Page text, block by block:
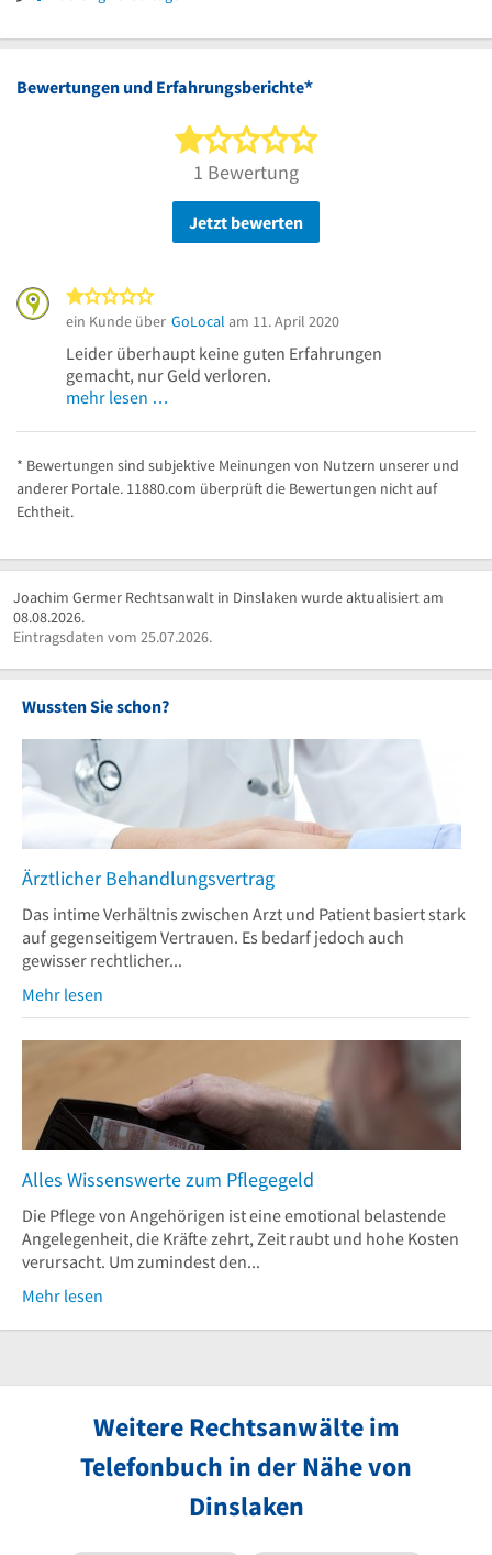
Uhr
Bewertungen und Erfahrungsberichte*
1 von 5 Sternen
1 Bewertung
Jetzt bewerten
ein Kunde über GoLocal am 11. April 2020
Leider überhaupt keine guten Erfahrungen
gemacht, nur Geld verloren.
mehr lesen …
* Bewertungen sind subjektive Meinungen von Nutzern unserer und
anderer Portale. 11880.com überprüft die Bewertungen nicht auf
Echtheit.
Joachim Germer Rechtsanwalt in Dinslaken wurde aktualisiert am
08.08.2026.
Eintragsdaten vom 25.07.2026.
Wussten Sie schon?
Ärztlicher Behandlungsvertrag
Das intime Verhältnis zwischen Arzt und Patient basiert stark
auf gegenseitigem Vertrauen. Es bedarf jedoch auch
gewisser rechtlicher...
Mehr lesen
Alles Wissenswerte zum Pflegegeld
Die Pflege von Angehörigen ist eine emotional belastende
Angelegenheit, die Kräfte zehrt, Zeit raubt und hohe Kosten
verursacht. Um zumindest den...
Mehr lesen
Weitere Rechtsanwälte im
Telefonbuch in der Nähe von
Dinslaken